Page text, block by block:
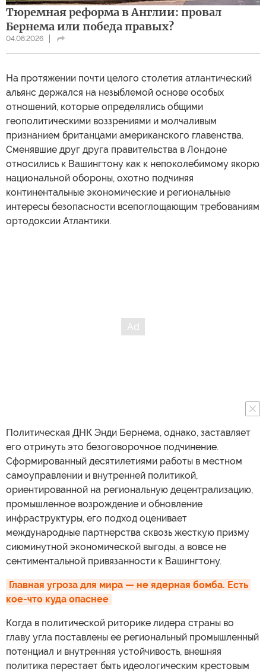
Тюремная реформа в Англии: провал
Бернема или победа правых?
04.08.2026
На протяжении почти целого столетия атлантический
альянс держался на незыблемой основе особых
отношений, которые определялись общими
геополитическими воззрениями и молчаливым
признанием британцами американского главенства.
Сменявшие друг друга правительства в Лондоне
относились к Вашингтону как к непоколебимому якорю
национальной обороны, охотно подчиняя
континентальные экономические и региональные
интересы безопасности всепоглощающим требованиям
ортодоксии Атлантики.
Политическая ДНК Энди Бернема, однако, заставляет
его отринуть это безоговорочное подчинение.
Сформированный десятилетиями работы в местном
самоуправлении и внутренней политикой,
ориентированной на региональную децентрализацию,
промышленное возрождение и обновление
инфраструктуры, его подход оценивает
международные партнерства сквозь жесткую призму
сиюминутной экономической выгоды, а вовсе не
сентиментальной привязанности к Вашингтону.
Главная угроза для мира — не ядерная бомба. Есть
кое-что куда опаснее
Когда в политической риторике лидера страны во
главу угла поставлены ее региональный промышленный
потенциал и внутренняя устойчивость, внешняя
политика перестает быть идеологическим крестовым